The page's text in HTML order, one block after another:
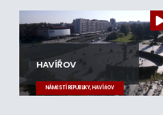
HAVÍŘOV
NÁMĚSTÍ REPUBLIKY, HAVÍŘOV